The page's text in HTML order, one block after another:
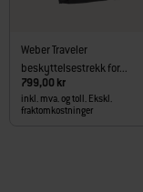
Weber Traveler
beskyttelsestrekk for...
799,00 kr
inkl. mva. og toll. Ekskl.
fraktomkostninger